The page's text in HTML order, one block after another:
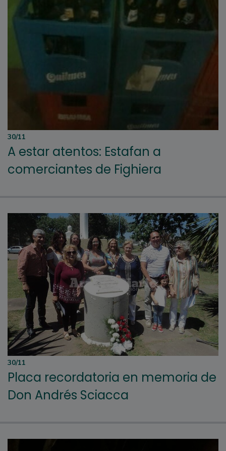
30/11
A estar atentos: Estafan a
comerciantes de Fighiera
30/11
Placa recordatoria en memoria de
Don Andrés Sciacca